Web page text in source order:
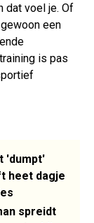
dat voel je. Of
een
is pas
'dumpt'
heet dagje
spreidt